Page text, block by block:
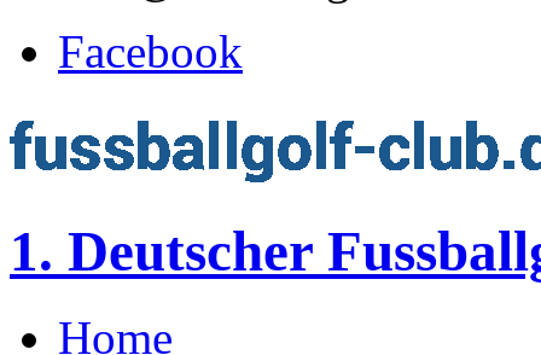
Facebook
1. Deutscher
Home